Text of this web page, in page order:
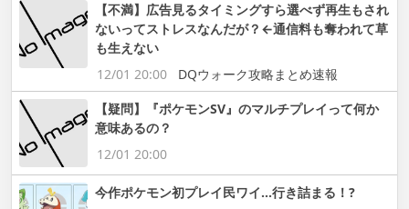
【不満】広告見るタイミングすら選べず再生もされ
ないってストレスなんだが？←通信料も奪われて草
も生えない
12/01 20:00
DQウォーク攻略まとめ速報
【疑問】『ポケモンSV』のマルチプレイって何か
意味あるの？
12/01 20:00
今作ポケモン初プレイ民ワイ…行き詰まる！?